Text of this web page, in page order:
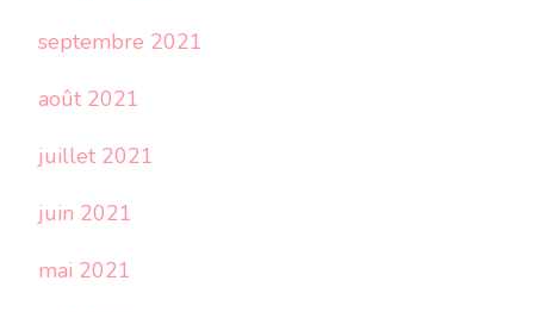
septembre 2021
août 2021
juillet 2021
juin 2021
mai 2021